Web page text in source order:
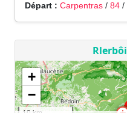
Départ : Carpentras / 84 /